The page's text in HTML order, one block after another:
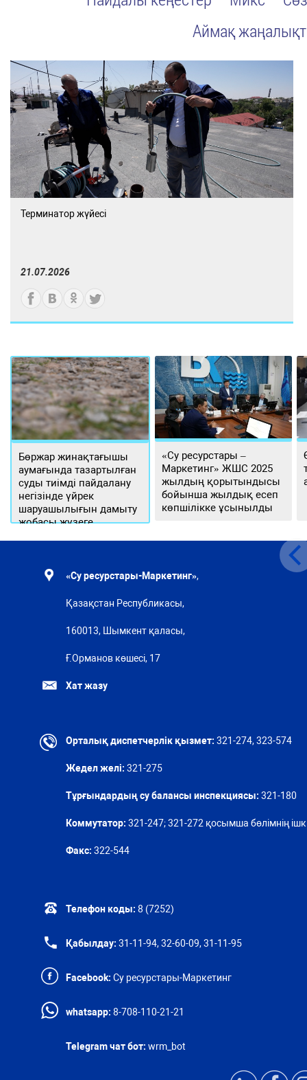
Аймақ
Терминатор жүйесі
21.07.2026
Бөржар жинақтағышы
аумағында тазартылған
суды тиімді пайдалану
негізінде үйрек
шаруашылығын дамыту
жобасы жүзеге
«Су ресурстары –
Маркетинг» ЖШС 2025
жылдың қорытындысы
бойынша жылдық есеп
көпшілікке ұсынылды
«Су ресурстары-Маркетинг»,
Қазақстан Республикасы,
160013, Шымкент қаласы,
Ғ.Орманов көшесі, 17
Хат жазу
Орталық диспетчерлік қызмет: 321-274, 323-574
Жедел желі: 321-275
Тұрғындардың су балансы инспекциясы: 321-180
Коммутатор: 321-247; 321-272 қосымша бөлімнің ішкі
Факс: 322-544
Телефон коды: 8 (7252)
Қабылдау: 31-11-94, 32-60-09, 31-11-95
Facebook: Су ресурстары-Маркетинг
whatsapp: 8-708-110-21-21
Telegram чат бот: wrm_bot